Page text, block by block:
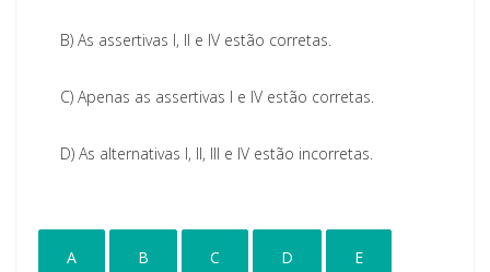
B) As assertivas I, II e IV estão corretas.
C) Apenas as assertivas I e IV estão corretas.
D) As alternativas I, II, III e IV estão incorretas.
A B C D E